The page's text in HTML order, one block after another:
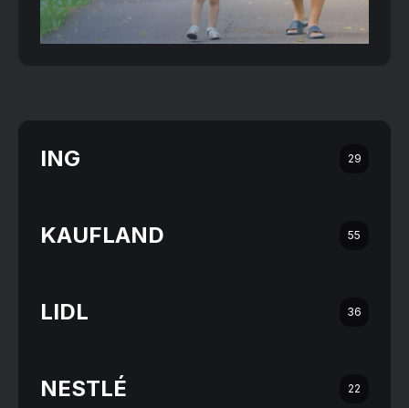
ING 29
KAUFLAND 55
LIDL 36
NESTLÉ 22